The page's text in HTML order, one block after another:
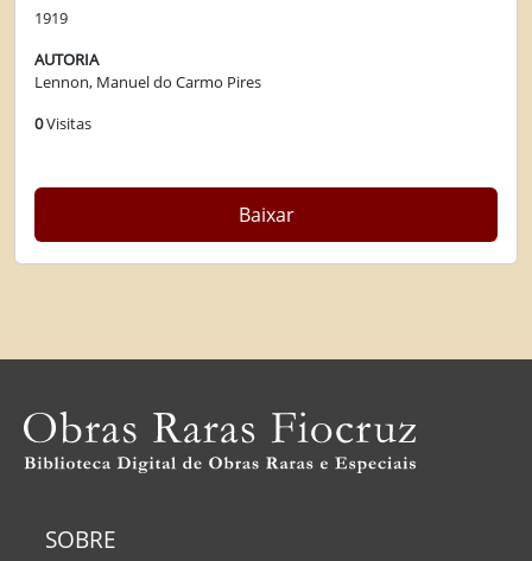
1919
AUTORIA
Lennon, Manuel do Carmo Pires
0Visitas
Baixar
SOBRE